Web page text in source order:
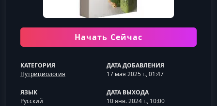
Начать Сейчас
КАТЕГОРИЯ
Нутрициология
ДАТА ДОБАВЛЕНИЯ
17 мая 2025 г., 01:47
ЯЗЫК
Русский
ДАТА ВЫХОДА
10 янв. 2024 г., 10:00